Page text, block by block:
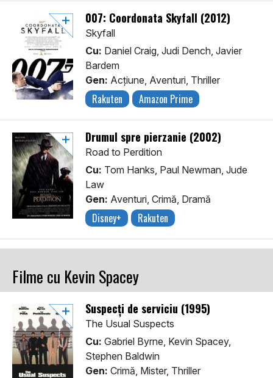
007: Coordonata Skyfall (2012)
Skyfall
Cu: Daniel Craig, Judi Dench, Javier
Bardem
Gen: Acţiune, Aventuri, Thriller
Rakuten Amazon Prime
Drumul spre pierzanie (2002)
Road to Perdition
Cu: Tom Hanks, Paul Newman, Jude
Law
Gen: Aventuri, Crimă, Dramă
Disney+ Rakuten
Filme cu Kevin Spacey
Suspecți de serviciu (1995)
The Usual Suspects
Cu: Gabriel Byrne, Kevin Spacey,
Stephen Baldwin
Gen: Crimă, Mister, Thriller